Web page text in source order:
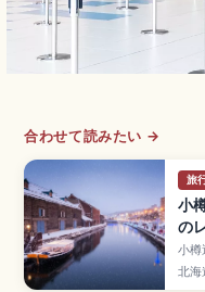
合わせて読みたい →
旅
小
の
小樽
河で
ン
北海